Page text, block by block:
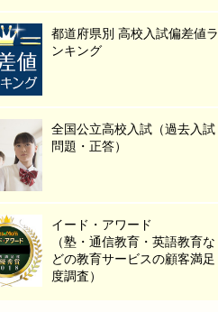
都道府県別 高校入試偏差値ラ
ンキング
全国公立高校入試（過去入試
問題・正答）
イード・アワード
（塾・通信教育・英語教育な
どの教育サービスの顧客満足
度調査）